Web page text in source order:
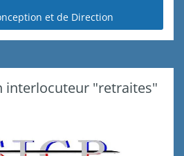
et de Direction
interlocuteur "retraites"